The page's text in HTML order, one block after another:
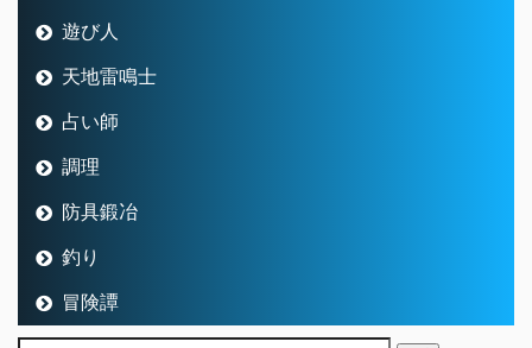
遊び人
天地雷鳴士
占い師
調理
防具鍛冶
釣り
冒険譚